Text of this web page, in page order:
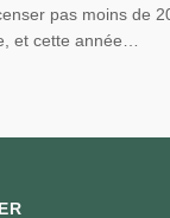
pas moins de
et cette année…